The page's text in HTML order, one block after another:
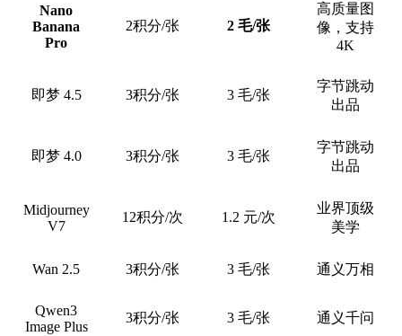
Nano
Banana
Pro
2积分/张 2 毛/张
高质量图
像，支持
4K
即梦 4.5 3积分/张 3 毛/张
字节跳动
出品
即梦 4.0 3积分/张 3 毛/张
字节跳动
出品
Midjourney
V7
12积分/次 1.2 元/次
业界顶级
美学
Wan 2.5 3积分/张 3 毛/张 通义万相
Qwen3
Image Plus
3积分/张 3 毛/张 通义千问